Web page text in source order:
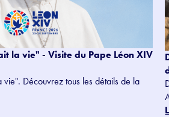
la vie" - Visite du Pape Léon XIV
vie". Découvrez tous les détails de la